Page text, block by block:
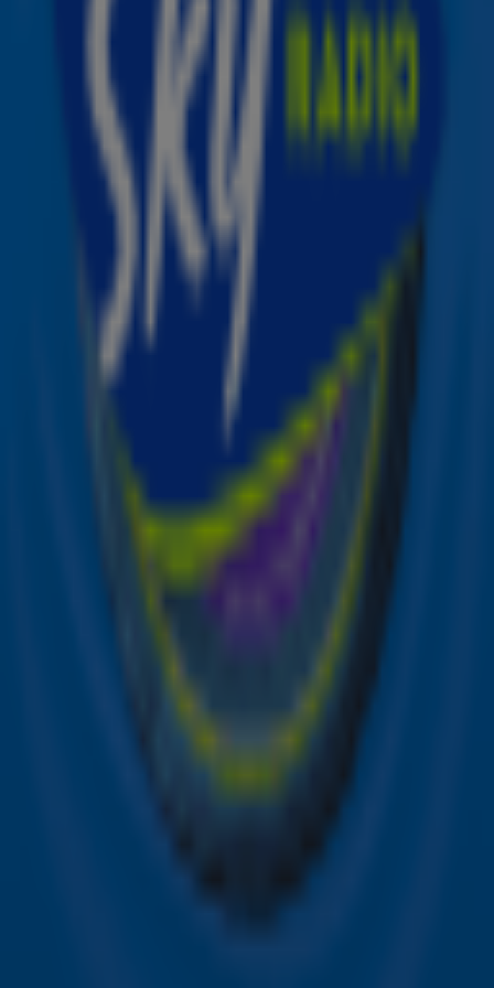
Davina Michelle brengt deze cover uit!
Check nu de nieuwe single van Davina
10 x de leukste covers van Davina
Michelle
Ontvang onze nieuwsbrief
Meld je aan voor de nieuwsbrief van Sky Radio en blijf op
de hoogte van alle leuke winacties en het laatste nieuws
over je favoriete Sky-artiesten.
Meld je aan voor onze wekelijkse nieuwsbrief met daarin
het laatste nieuws en aanbiedingen die wijzelf of in
op ieder moment afmelden. Zie voor meer informatie de
privacyverklaring.